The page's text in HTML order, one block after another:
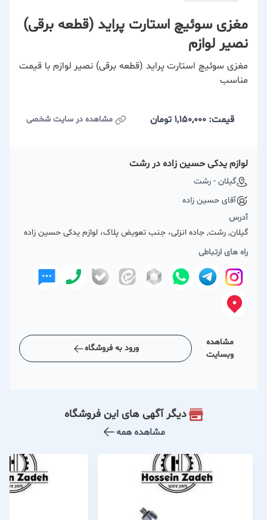
مغزی سوئیچ استارت پراید (قطعه برقی)
نصیر لوازم
مغزی سوئیچ استارت پراید (قطعه برقی) نصیر لوازم با قیمت
مناسب
قیمت: 1,150,000 تومان مشاهده در سایت شخصی
لوازم یدکی حسین زاده در رشت
گیلان - رشت
آقای حسین زاده
آدرس
گیلان, رشت, جاده انزلی، جنب تعویض پلاک، لوازم یدکی حسین زاده
راه های ارتباطی
مشاهده
وبسایت
ورود به فروشگاه
دیگر آگهی های این فروشگاه
مشاهده همه